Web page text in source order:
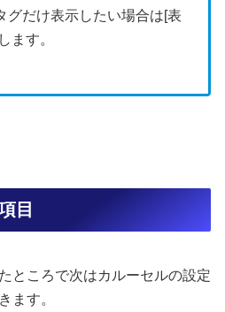
グだけ表示したい場合は[表
ます。
目
ところで次はカルーセルの設定
ます。